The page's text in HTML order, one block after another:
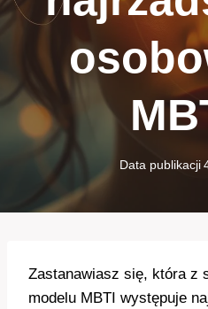
Data publikacji
Zastanawiasz się, która z
modelu MBTI występuje